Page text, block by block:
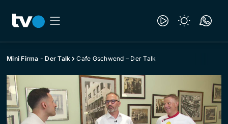
Mini Firma - Der Talk Cafe Gschwend – Der Talk